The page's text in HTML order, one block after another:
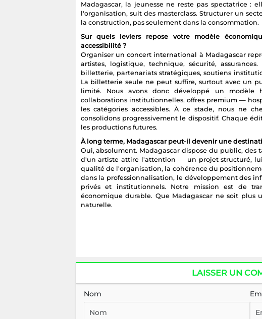
Madagascar, la jeunesse ne reste pas spectatrice :
l'organisation, suit des masterclass. Structurer un
la construction, pas seulement dans la consommation.
Sur quels leviers repose votre modèle
accessibilité ?
Organiser un concert international à Madagascar
artistes, logistique, technique, sécurité,
billetterie, partenariats stratégiques, soutiens
La billetterie seule ne peut suffire, surtout avec un
limité. Nous avons donc développé un modèle
collaborations institutionnelles, offres premium —
les catégories accessibles. À ce stade, nous ne
consolidons progressivement le dispositif. Chaque
les productions futures.
À long terme, Madagascar peut-il devenir une
Oui, absolument. Madagascar dispose du public,
d'un artiste attire l'attention — un projet structuré,
qualité de l'organisation, la cohérence du
dans la professionnalisation, le développement des
privés et institutionnels. Notre mission est de
économique durable. Que Madagascar ne soit
naturelle.
LAISSER UN
Nom